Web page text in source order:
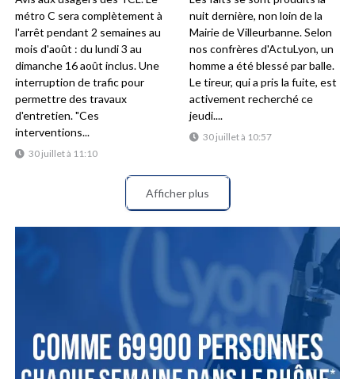
30 juillet à 11:10
métro C sera complètement à
l'arrêt pendant 2 semaines au
mois d'août : du lundi 3 au
dimanche 16 août inclus. Une
interruption de trafic pour
permettre des travaux
d'entretien. "Ces
interventions...
30 juillet à 10:57
nuit dernière, non loin de la
Mairie de Villeurbanne. Selon
nos confrères d'ActuLyon, un
homme a été blessé par balle.
Le tireur, qui a pris la fuite, est
activement recherché ce
jeudi....
Afficher plus